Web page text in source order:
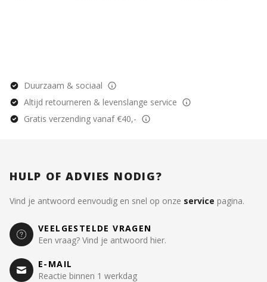
Duurzaam & sociaal
Altijd retourneren & levenslange service
Gratis verzending vanaf €40,-
HULP OF ADVIES NODIG?
Vind je antwoord eenvoudig en snel op onze service pagina.
VEELGESTELDE VRAGEN
Een vraag? Vind je antwoord hier.
E-MAIL
Reactie binnen 1 werkdag